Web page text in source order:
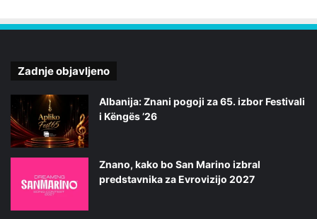
Zadnje objavljeno
Albanija: Znani pogoji za 65. izbor Festivali
i Këngës ’26
Znano, kako bo San Marino izbral
predstavnika za Evrovizijo 2027